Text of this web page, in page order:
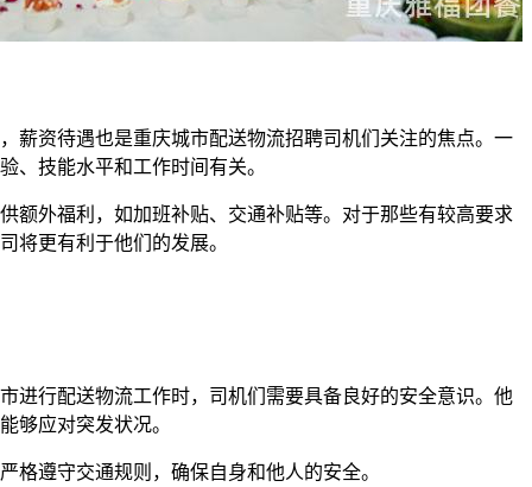
薪资待遇也是重庆城市配送物流招聘司机们关注的焦点。一
、技能水平和工作时间有关。
额外福利，如加班补贴、交通补贴等。对于那些有较高要求
将更有利于他们的发展。
进行配送物流工作时，司机们需要具备良好的安全意识。他
够应对突发状况。
格遵守交通规则，确保自身和他人的安全。